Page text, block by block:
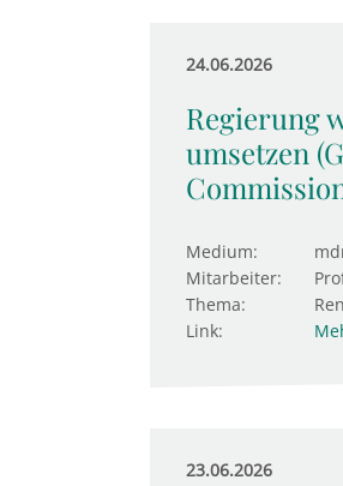
24.06.2026
Regierung
umsetzen
Medium:
Mitarbeiter:
Thema:
Link:
23.06.2026